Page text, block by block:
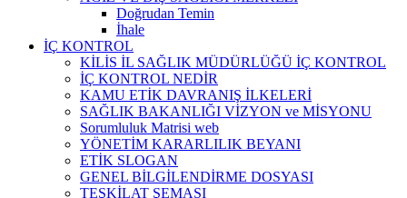
Doğrudan Temin
İhale
İÇ KONTROL
KİLİS İL SAĞLIK MÜDÜRLÜĞÜ İÇ KONTROL
İÇ KONTROL NEDİR
KAMU ETİK DAVRANIŞ İLKELERİ
SAĞLIK BAKANLIĞI VİZYON ve MİSYONU
Sorumluluk Matrisi web
YÖNETİM KARARLILIK BEYANI
ETİK SLOGAN
GENEL BİLGİLENDİRME DOSYASI
TEŞKİLAT ŞEMASI